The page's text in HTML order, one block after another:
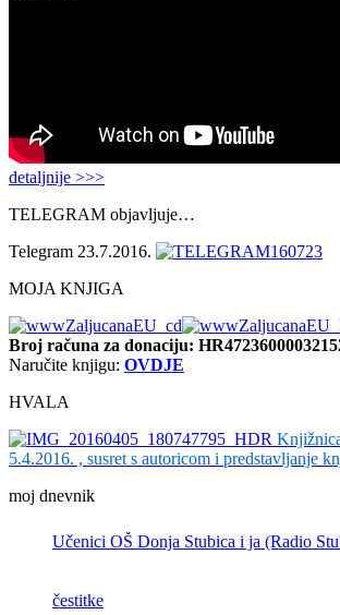
detaljnije >>>
TELEGRAM objavljuje…
Telegram 23.7.2016.
MOJA KNJIGA
Broj računa za donaciju:
Naručite knjigu: OVDJE
HVALA
5.4.2016. , susret s autoricom i predstavljanje
moj dnevnik
Učenici OŠ Donja Stubica i ja
čestitke